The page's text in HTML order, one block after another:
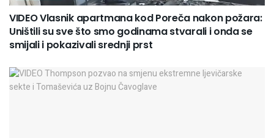
VIDEO Vlasnik apartmana kod Poreča nakon požara:
Uništili su sve što smo godinama stvarali i onda se
smijali i pokazivali srednji prst